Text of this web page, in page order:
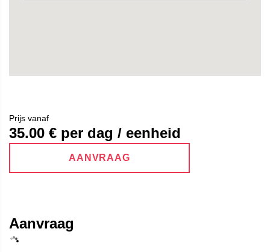
Prijs vanaf
35.00 € per dag / eenheid
AANVRAAG
Aanvraag